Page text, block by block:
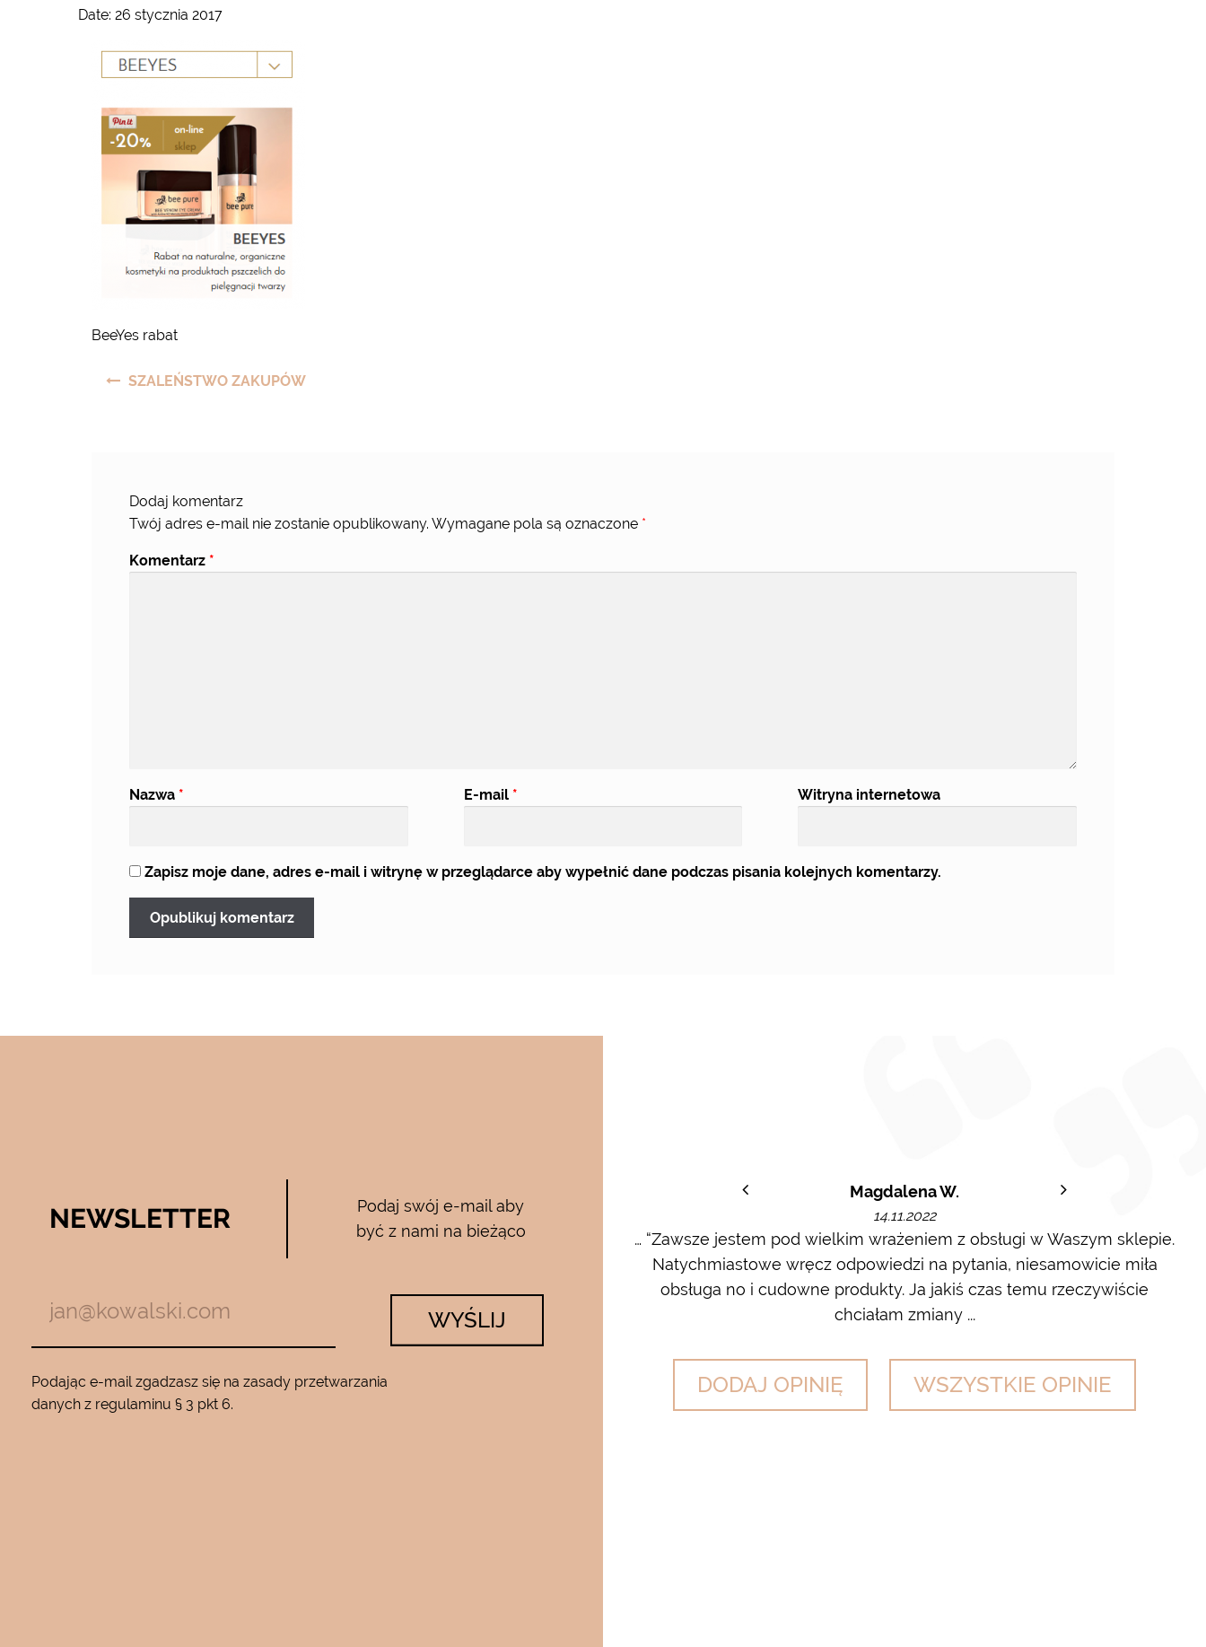
Date: 26 stycznia 2017
BeeYes rabat
Nawigacja
SZALEŃSTWO ZAKUPÓW
Dodaj komentarz
Twój adres e-mail nie zostanie opublikowany. Wymagane pola są oznaczone *
Komentarz *
Nazwa * E-mail * Witryna internetowa
Zapisz moje dane, adres e-mail i witrynę w przeglądarce aby wypełnić dane podczas pisania kolejnych komentarzy.
NEWSLETTER
Podaj swój e-mail aby
być z nami na bieżąco
WYŚLIJ
Podając e-mail zgadzasz się na zasady przetwarzania
danych z regulaminu § 3 pkt 6.
05.04.2017
Używam całego zestawu ….maski , serum i kremu pod oczy…..od
roku…..Nie zamienię go na żaden inny krem…..dla mnie to strzał w
10…..Mam piękną gładką skórę ….Super na lato….makijaż utrzymuje się ...
Magdalena W.
14.11.2022
… “Zawsze jestem pod wielkim wrażeniem z obsługi w Waszym sklepie.
Natychmiastowe wręcz odpowiedzi na pytania, niesamowicie miła
obsługa no i cudowne produkty. Ja jakiś czas temu rzeczywiście
chciałam zmiany ...
DODAJ OPINIĘ WSZYSTKIE OPINIE